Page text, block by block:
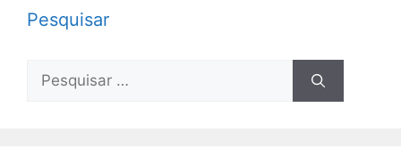
Pesquisar
Pesquisar